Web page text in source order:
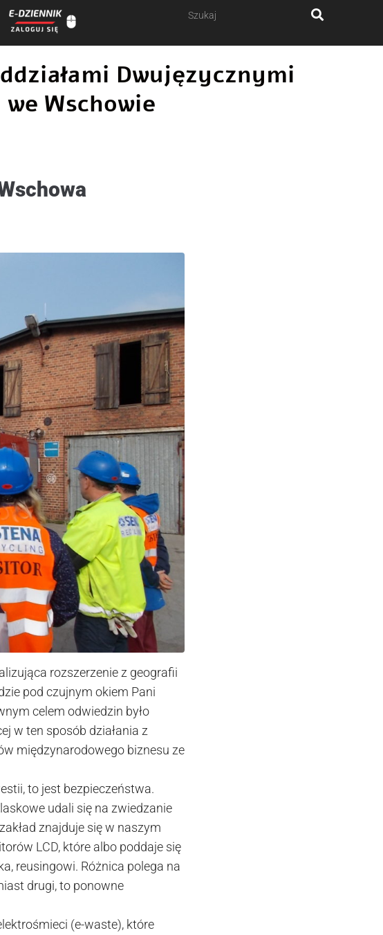
Dwujęzycznymi
Wschowie
rozszerzenie z geografii
pod czujnym okiem Pani
celem odwiedzin było
w ten sposób działania z
międzynarodowego biznesu ze
to jest bezpieczeństwa.
udali się na zwiedzanie
znajduje się w naszym
LCD, które albo poddaje się
reusingowi. Różnica polega na
drugi, to ponowne
(e-waste), które